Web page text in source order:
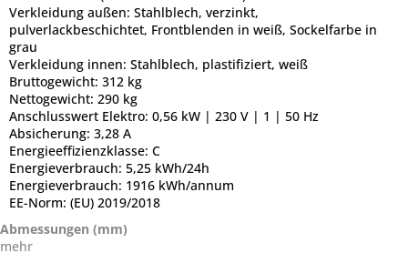
Verkleidung außen: Stahlblech, verzinkt,
pulverlackbeschichtet, Frontblenden in weiß, Sockelfarbe in
grau
Verkleidung innen: Stahlblech, plastifiziert, weiß
Bruttogewicht: 312 kg
Nettogewicht: 290 kg
Anschlusswert Elektro: 0,56 kW | 230 V | 1 | 50 Hz
Absicherung: 3,28 A
Energieeffizienzklasse: C
Energieverbrauch: 5,25 kWh/24h
Energieverbrauch: 1916 kWh/annum
EE-Norm: (EU) 2019/2018
Abmessungen (mm)
mehr